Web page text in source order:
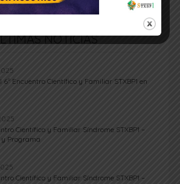
NOTICIAS
6º Encuentro Científico y Familiar STXBP1 en
Científico y Familiar Síndrome STXBP1 –
y Programa
Científico y Familiar Síndrome STXBP1 –